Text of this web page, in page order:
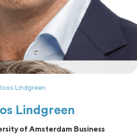
Lindgreen
Lindgreen
of Amsterdam Business